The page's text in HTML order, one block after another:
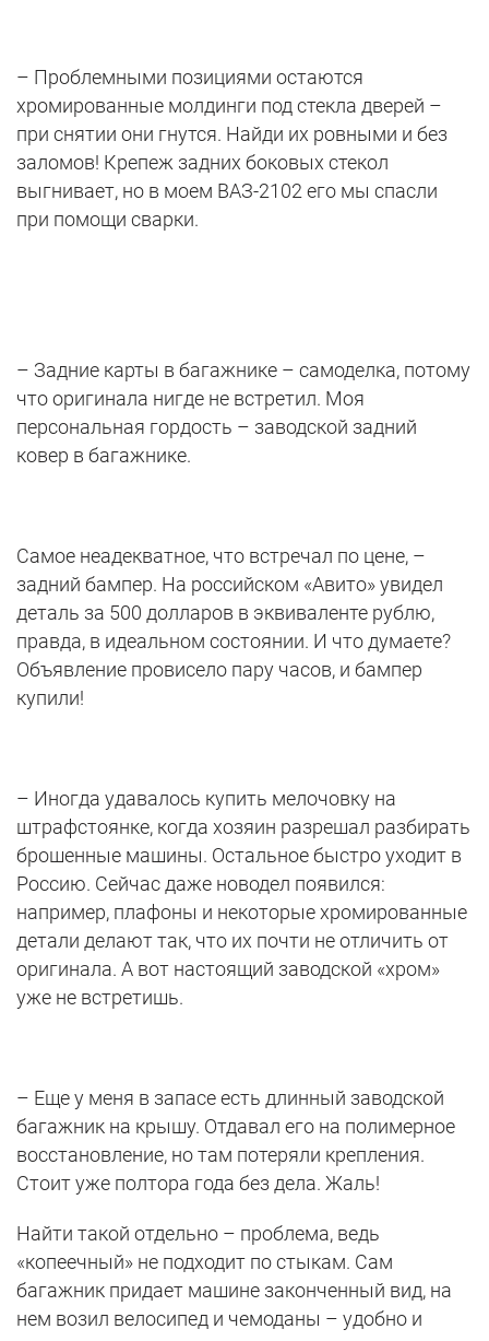
– Проблемными позициями остаются
хромированные молдинги под стекла дверей –
при снятии они гнутся. Найди их ровными и без
заломов! Крепеж задних боковых стекол
выгнивает, но в моем ВАЗ-2102 его мы спасли
при помощи сварки.
– Задние карты в багажнике – самоделка, потому
что оригинала нигде не встретил. Моя
персональная гордость – заводской задний
ковер в багажнике.
Самое неадекватное, что встречал по цене, –
задний бампер. На российском «Авито» увидел
деталь за 500 долларов в эквиваленте рублю,
правда, в идеальном состоянии. И что думаете?
Объявление провисело пару часов, и бампер
купили!
– Иногда удавалось купить мелочовку на
штрафстоянке, когда хозяин разрешал разбирать
брошенные машины. Остальное быстро уходит в
Россию. Сейчас даже новодел появился:
например, плафоны и некоторые хромированные
детали делают так, что их почти не отличить от
оригинала. А вот настоящий заводской «хром»
уже не встретишь.
– Еще у меня в запасе есть длинный заводской
багажник на крышу. Отдавал его на полимерное
восстановление, но там потеряли крепления.
Стоит уже полтора года без дела. Жаль!
Найти такой отдельно – проблема, ведь
«копеечный» не подходит по стыкам. Сам
багажник придает машине законченный вид, на
нем возил велосипед и чемоданы – удобно и